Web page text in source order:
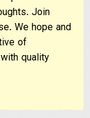
Join
We hope and
of
quality